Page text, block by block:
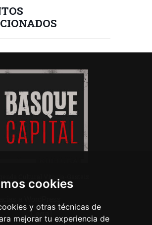
cookies
y otras técnicas de
mejorar tu experiencia de
Cultural Vitoria-Gasteiz
Legal